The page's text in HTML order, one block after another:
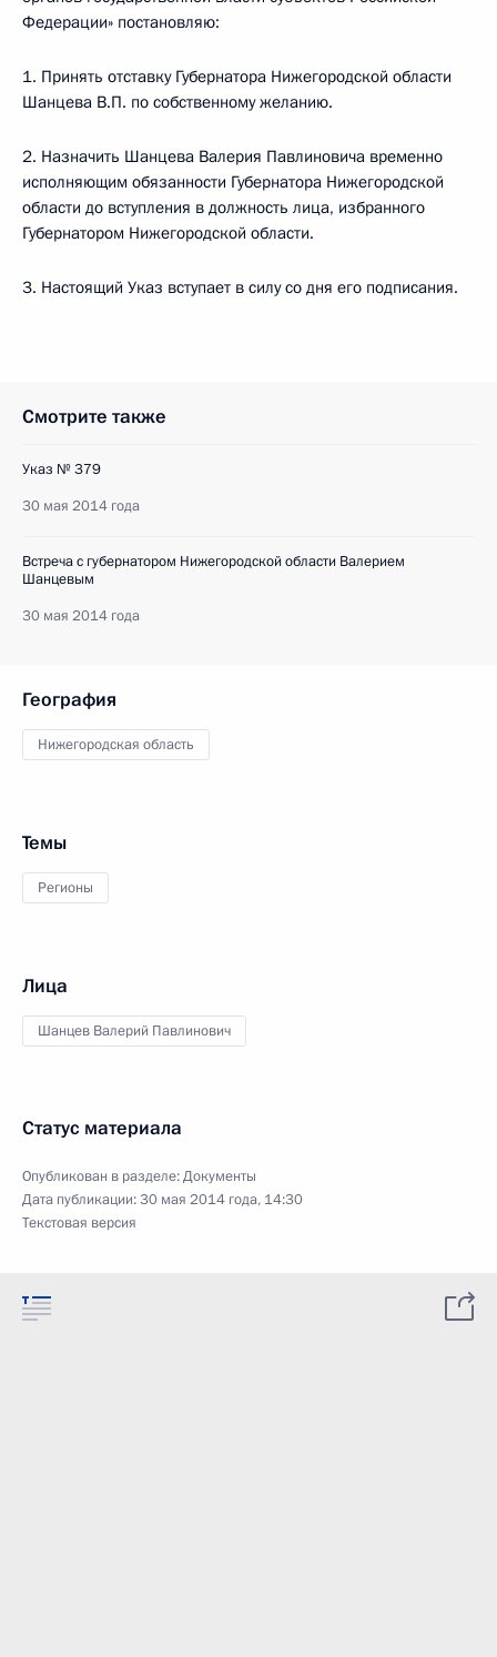
Федерации» постановляю:
1. Принять отставку Губернатора Нижегородской области
Шанцева В.П. по собственному желанию.
2. Назначить Шанцева Валерия Павлиновича временно
исполняющим обязанности Губернатора Нижегородской
области до вступления в должность лица, избранного
Губернатором Нижегородской области.
3. Настоящий Указ вступает в силу со дня его подписания.
Смотрите также
Указ № 379
30 мая 2014 года
Встреча с губернатором Нижегородской области Валерием
Шанцевым
30 мая 2014 года
География
Нижегородская область
Темы
Регионы
Лица
Шанцев Валерий Павлинович
Статус материала
Опубликован в разделе:Документы
Дата публикации:30 мая 2014 года, 14:30
Текстовая версия